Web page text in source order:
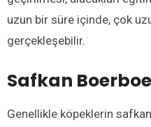
uzun bir süre içinde, çok
gerçekleşebilir.
Safkan
Genellikle köpeklerin